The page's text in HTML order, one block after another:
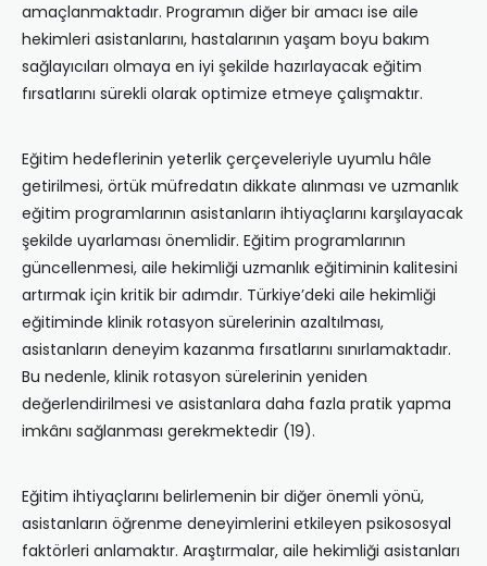
amaçlanmaktadır. Programın diğer bir amacı ise aile
hekimleri asistanlarını, hastalarının yaşam boyu bakım
sağlayıcıları olmaya en iyi şekilde hazırlayacak eğitim
fırsatlarını sürekli olarak optimize etmeye çalışmaktır.
Eğitim hedeflerinin yeterlik çerçeveleriyle uyumlu hâle
getirilmesi, örtük müfredatın dikkate alınması ve uzmanlık
eğitim programlarının asistanların ihtiyaçlarını karşılayacak
şekilde uyarlaması önemlidir. Eğitim programlarının
güncellenmesi, aile hekimliği uzmanlık eğitiminin kalitesini
artırmak için kritik bir adımdır. Türkiye’deki aile hekimliği
eğitiminde klinik rotasyon sürelerinin azaltılması,
asistanların deneyim kazanma fırsatlarını sınırlamaktadır.
Bu nedenle, klinik rotasyon sürelerinin yeniden
değerlendirilmesi ve asistanlara daha fazla pratik yapma
imkânı sağlanması gerekmektedir (19).
Eğitim ihtiyaçlarını belirlemenin bir diğer önemli yönü,
asistanların öğrenme deneyimlerini etkileyen psikososyal
faktörleri anlamaktır. Araştırmalar, aile hekimliği asistanları